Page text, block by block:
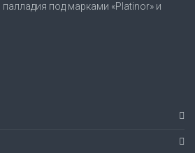
под марками «Platinor» и